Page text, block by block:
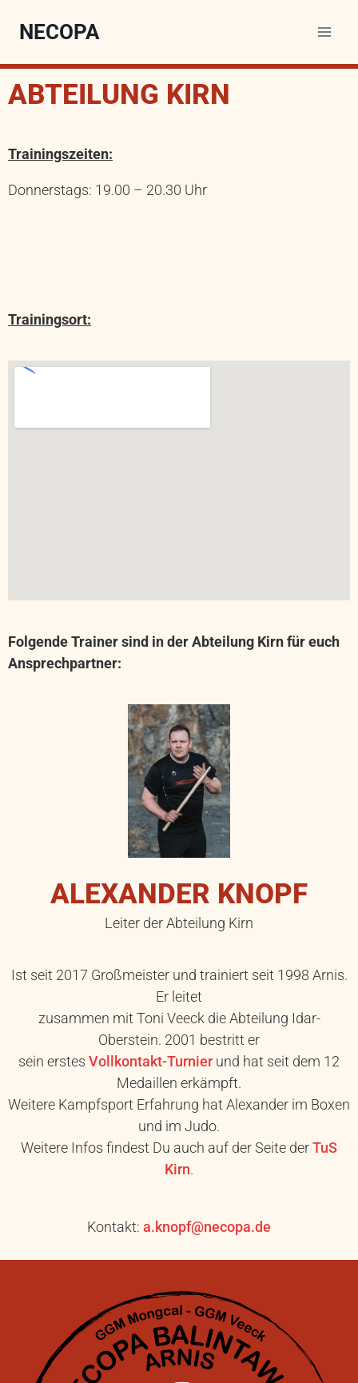
NECOPA
ABTEILUNG KIRN
Trainingszeiten:
Donnerstags: 19.00 – 20.30 Uhr
Trainingsort:
Folgende Trainer sind in der Abteilung Kirn für euch
Ansprechpartner:
ALEXANDER KNOPF
Leiter der Abteilung Kirn
Ist seit 2017 Großmeister und trainiert seit 1998 Arnis.
Er leitet
zusammen mit Toni Veeck die Abteilung Idar-
Oberstein. 2001 bestritt er
sein erstes Vollkontakt-Turnier und hat seit dem 12
Medaillen erkämpft.
Weitere Kampfsport Erfahrung hat Alexander im Boxen
und im Judo.
Weitere Infos findest Du auch auf der Seite derTuS
Kirn.
Kontakt: a.knopf@necopa.de